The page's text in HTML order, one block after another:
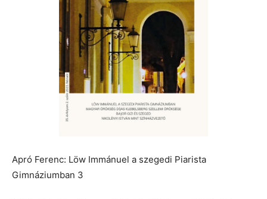
Apró Ferenc: Löw Immánuel a szegedi Piarista
Gimnáziumban 3